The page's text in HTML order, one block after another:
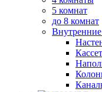
5 комнат
до 8 комнат